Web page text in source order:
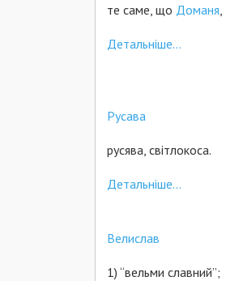
те саме, що Доманя
Детальніше...
Русава
русява, світлокоса.
Детальніше...
Велислав
1) “вельми славний”;